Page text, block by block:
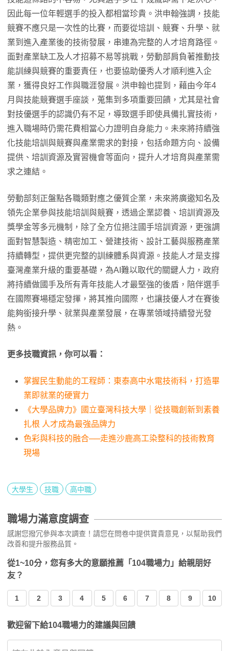
因此每一位年輕選手的投入都相當珍貴。洪申翰強調，技能
競賽不應只是一次性的比賽，而要從培訓、競賽、升學、就
業到進入產業後的技術發展，串連為完整的人才培育路徑。
面對產業缺工及人才招募不易等挑戰，勞動部肩負著推動技
能訓練與競賽的重要責任，也要協助優秀人才順利進入企
業，獲得良好工作與職涯發展。洪申翰也提到，藉由今年4
月與技能競賽選手座談，蒐集到多項重要回饋，尤其是社會
對技優選手的認識仍有不足，導致選手即使具備扎實技術，
進入職場時仍需花費相當心力證明自身能力。未來將持續強
化技能培訓與競賽與產業需求的對接，包括命題方向、設備
提供、培訓資源及實習機會等面向，提升人才培育與產業需
求之連結。
勞動部刻正盤點各職類對應之優質企業，未來將廣邀知名及
領先企業參與技能培訓與競賽，透過企業認養、培訓資源及
獎學金等多元機制，除了全方位挹注國手培訓資源，更強調
面對智慧製造、精密加工、營建技術、設計工藝與服務產業
持續轉型，提供更完整的訓練體系與資源。技能人才是支撐
臺灣產業升級的重要基礎，為AI難以取代的關鍵人力，政府
將持續做國手及所有青年技能人才最堅強的後盾，陪伴選手
在國際賽場穩定發揮，將其推向國際，也讓技優人才在賽後
能夠銜接升學、就業與產業發展，在專業領域持續發光發
熱。
更多技職資訊，你可以看：
掌握民生動能的工程師：東泰高中水電技術科，打造畢
業即就業的硬實力
《大學品牌力》國立臺灣科技大學｜從技職創新到素養
扎根 人才成為最強品牌力
色彩與科技的融合──走進沙鹿高工染整科的技術教育
現場
大學生 技職 高中職
職場力滿意度調查
感謝您撥冗參與本次調查！請您在問卷中提供寶貴意見，以幫助我們
改善和提升服務品質。
從1~10分，您有多大的意願推薦「104職場力」給親朋好
友？
1 2 3 4 5 6 7 8 9 10
歡迎留下給104職場力的建議與回饋